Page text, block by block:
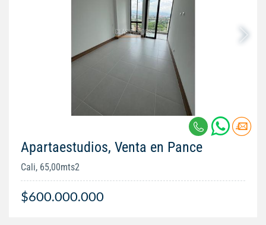
Apartaestudios, Venta en Pance
Cali, 65,00mts2
$600.000.000